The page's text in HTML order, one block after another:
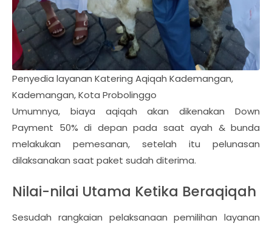
Penyedia layanan Katering Aqiqah Kademangan,
Kademangan, Kota Probolinggo
Umumnya, biaya aqiqah akan dikenakan Down
Payment 50% di depan pada saat ayah & bunda
melakukan pemesanan, setelah itu pelunasan
dilaksanakan saat paket sudah diterima.
Nilai-nilai Utama Ketika Beraqiqah
Sesudah rangkaian pelaksanaan pemilihan layanan